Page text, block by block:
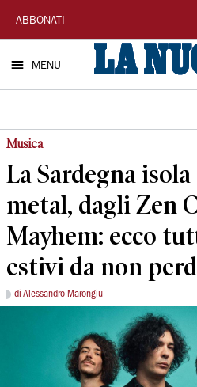
La
Nuova
Sardegna
ABBONATI
MENU
Musica
La Sardegna
metal, dagli Zen
Mayhem: ecco
estivi da non
di Alessandro Marongiu